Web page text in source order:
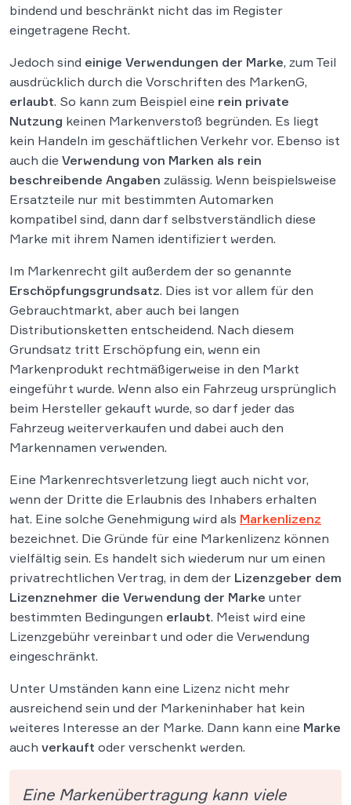
bindend und beschränkt nicht das im Register
eingetragene Recht.
Jedoch sind einige Verwendungen der Marke, zum Teil
ausdrücklich durch die Vorschriften des MarkenG,
erlaubt. So kann zum Beispiel eine rein private
Nutzung keinen Markenverstoß begründen. Es liegt
kein Handeln im geschäftlichen Verkehr vor. Ebenso ist
auch die Verwendung von Marken als rein
beschreibende Angaben zulässig. Wenn beispielsweise
Ersatzteile nur mit bestimmten Automarken
kompatibel sind, dann darf selbstverständlich diese
Marke mit ihrem Namen identifiziert werden.
Im Markenrecht gilt außerdem der so genannte
Erschöpfungsgrundsatz. Dies ist vor allem für den
Gebrauchtmarkt, aber auch bei langen
Distributionsketten entscheidend. Nach diesem
Grundsatz tritt Erschöpfung ein, wenn ein
Markenprodukt rechtmäßigerweise in den Markt
eingeführt wurde. Wenn also ein Fahrzeug ursprünglich
beim Hersteller gekauft wurde, so darf jeder das
Fahrzeug weiterverkaufen und dabei auch den
Markennamen verwenden.
Eine Markenrechtsverletzung liegt auch nicht vor,
wenn der Dritte die Erlaubnis des Inhabers erhalten
hat. Eine solche Genehmigung wird als Markenlizenz
bezeichnet. Die Gründe für eine Markenlizenz können
vielfältig sein. Es handelt sich wiederum nur um einen
privatrechtlichen Vertrag, in dem der Lizenzgeber dem
Lizenznehmer die Verwendung der Marke unter
bestimmten Bedingungen erlaubt. Meist wird eine
Lizenzgebühr vereinbart und oder die Verwendung
eingeschränkt.
Unter Umständen kann eine Lizenz nicht mehr
ausreichend sein und der Markeninhaber hat kein
weiteres Interesse an der Marke. Dann kann eine Marke
auch verkauft oder verschenkt werden.
Eine Markenübertragung kann viele